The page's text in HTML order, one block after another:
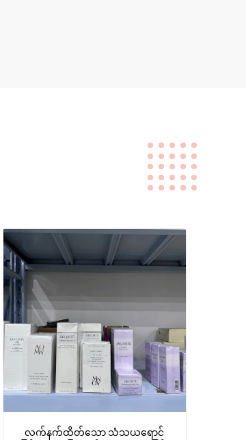
လက်နက်ထိတ်သော သံသယရောင်